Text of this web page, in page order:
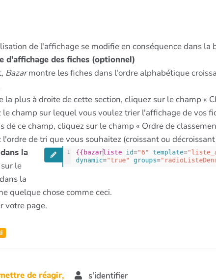
de l'affichage se modifie en conséquence dans la
d'affichage des fiches (optionnel)
Bazarmontre les fiches dans l'ordre alphabétique
la plus à droite de cette section, cliquez sur le champ «
le champ sur lequel vous voulez trier l'affichage de vos
de ce champ, cliquez sur le champ « Ordre de
l'ordre de tri que vous souhaitez (croissant ou
la
le
la
quelque chose comme ceci.
votre page.
de réagir, s'identifier